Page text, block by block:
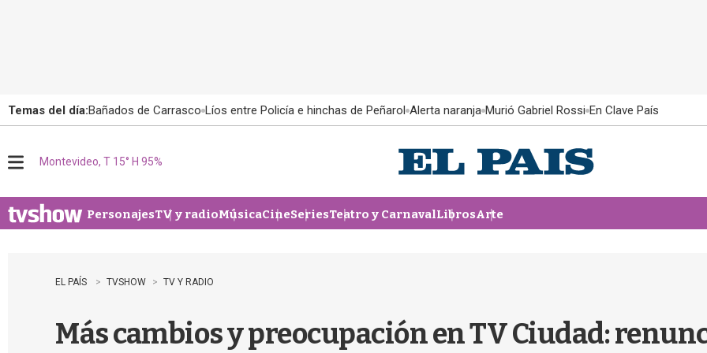
Temas del día:Bañados de Carrasco Líos entre Policía e hinchas de Peñarol Alerta naranja Murió Gabriel Rossi En Clave País
u
Montevideo, T 15° H 95%
PersonajesTV y radioMúsicaCineSeriesTeatro y CarnavalLibrosArte
EL PAÍS TVSHOW TV Y RADIO
Más cambios y preocupación en TV Ciudad: